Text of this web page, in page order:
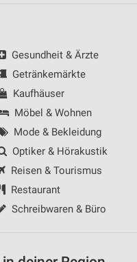
Gesundheit & Ärzte
Getränkemärkte
Kaufhäuser
Möbel & Wohnen
Mode & Bekleidung
Optiker & Hörakustik
Reisen & Tourismus
Restaurant
Schreibwaren & Büro
von Daten aus
identifizieren